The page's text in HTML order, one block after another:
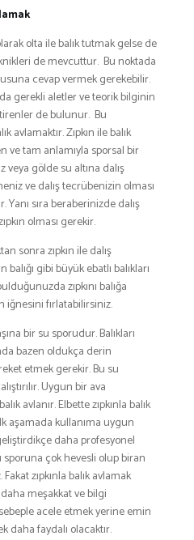
olta ile balık tutmak gelse de
de mevcuttur. Bu noktada
cevap vermek gerekebilir.
gerekli aletler ve teorik bilginin
de bulunur. Bu
avlamaktır. Zıpkın ile balık
ve tam anlamıyla sporsal bir
gölde su altına dalış
ve dalış tecrübenizin olması
sıra beraberinizde dalış
olması gerekir.
sonra zıpkın ile dalış
gibi büyük ebatlı balıkları
zıpkını balığa
iğnesini fırlatabilirsiniz.
bir su sporudur. Balıkları
bazen oldukça derin
etmek gerekir. Bu su
Uygun bir ava
avlanır. Elbette zıpkınla balık
aşamada kullanıma uygun
daha profesyonel
çok hevesli olup biran
zıpkınla balık avlamak
meşakkat ve bilgi
acele etmek yerine emin
daha faydalı olacaktır.